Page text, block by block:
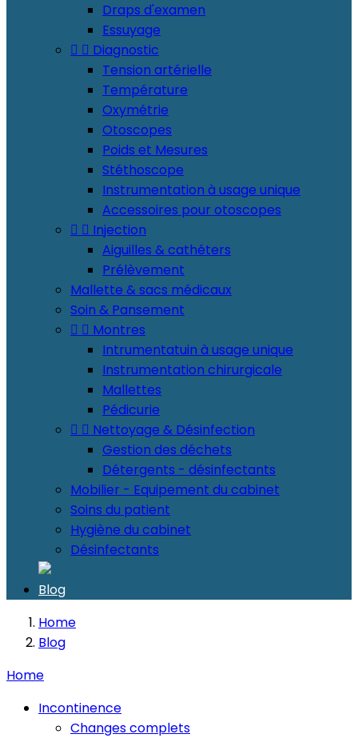
Draps d'examen
Essuyage
  Diagnostic
Tension artérielle
Température
Oxymétrie
Otoscopes
Poids et Mesures
Stéthoscope
Instrumentation à usage unique
Accessoires pour otoscopes
  Injection
Aiguilles & cathéters
Prélèvement
Mallette & sacs médicaux
Soin & Pansement
  Montres
Intrumentatuin à usage unique
Instrumentation chirurgicale
Mallettes
Pédicurie
  Nettoyage & Désinfection
Gestion des déchets
Détergents - désinfectants
Mobilier - Equipement du cabinet
Soins du patient
Hygiène du cabinet
Désinfectants
Blog
Home
Blog
Home
Incontinence
Changes complets